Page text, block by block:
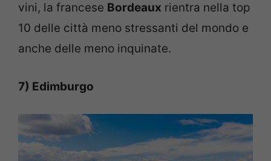
vini, la francese Bordeaux rientra nella top
10 delle città meno stressanti del mondo e
anche delle meno inquinate.
7) Edimburgo